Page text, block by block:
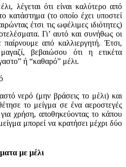
λέγεται ότι είναι καλύτερο από
κατάστημα (το οποίο έχει υποστεί
έτσι τις ωφέλιμες ιδιότητες)
Γι’ αυτό και συνήθως οι
παίρνουμε από καλλιεργητή. Έτσι,
βεβαιώσου ότι η ετικέτα
ή “καθαρό” μέλι.
νερό (μην βράσεις το μέλι) και
το μείγμα σε ένα αεροστεγές
για χρήση, αποθηκεύοντας το κάπου
μπορεί να κρατήσει μέχρι δύο
με μέλι